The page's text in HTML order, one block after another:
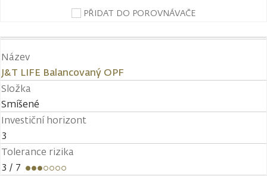
PŘIDAT DO POROVNÁVAČE
Název
J&T LIFE Balancovaný OPF
Složka
Smíšené
Investiční horizont
3
Tolerance rizika
3 / 7